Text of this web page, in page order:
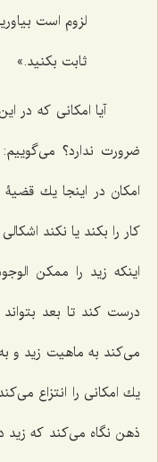
لزوم است
ثابت بكنید.»
آیا امكانى كه در
ضرورت ندارد؟
امكان در اینجا یك
كار را بكند یا نكند
اینكه زید را ممكن
درست کند تا بعد
مى‌كند به ماهیت زید و
یك امكانى را انتزاع
ذهن نگاه مى‌كند كه زید